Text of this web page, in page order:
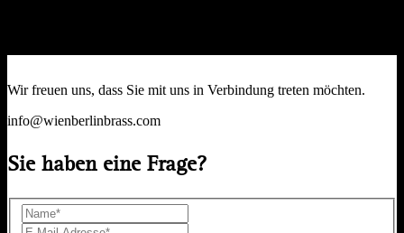
Wir freuen uns, dass Sie mit uns in Verbindung treten möchten.
info@wienberlinbrass.com
Sie haben eine Frage?